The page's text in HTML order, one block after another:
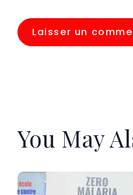
You May